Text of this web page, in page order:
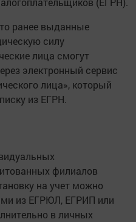
ранее выданные
силу
лица смогут
электронный сервис
лица», который
из ЕГРН.
филиалов
на учет можно
из ЕГРЮЛ, ЕГРИП или
в личных